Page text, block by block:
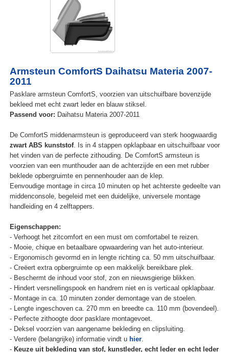
Armsteun ComfortS Daihatsu Materia 2007-
2011
Pasklare armsteun ComfortS, voorzien van uitschuifbare bovenzijde
bekleed met echt zwart leder en blauw stiksel.
Passend voor: Daihatsu Materia 2007-2011
De ComfortS middenarmsteun is geproduceerd van sterk hoogwaardig
zwart ABS kunststof. Is in 4 stappen opklapbaar en uitschuifbaar voor
het vinden van de perfecte zithouding. De ComfortS armsteun is
voorzien van een munthouder aan de achterzijde en een met rubber
beklede opbergruimte en pennenhouder aan de klep.
Eenvoudige montage in circa 10 minuten op het achterste gedeelte van
middenconsole, begeleid met een duidelijke, universele montage
handleiding en 4 zelftappers.
Eigenschappen:
- Verhoogt het zitcomfort en een must om comfortabel te reizen.
- Mooie, chique en betaalbare opwaardering van het auto-interieur.
- Ergonomisch gevormd en in lengte richting ca. 50 mm uitschuifbaar.
- Creëert extra opbergruimte op een makkelijk bereikbare plek.
- Beschermt de inhoud voor stof, zon en nieuwsgierige blikken.
- Hindert versnellingspook en handrem niet en is verticaal opklapbaar.
- Montage in ca. 10 minuten zonder demontage van de stoelen.
- Lengte ingeschoven ca. 270 mm en breedte ca. 110 mm (bovendeel).
- Perfecte zithoogte door pasklare montagevoet.
- Deksel voorzien van aangename bekleding en clipsluiting.
- Verdere (belangrijke) informatie vindt u hier.
- Keuze uit bekleding van stof, kunstleder, echt leder en echt leder